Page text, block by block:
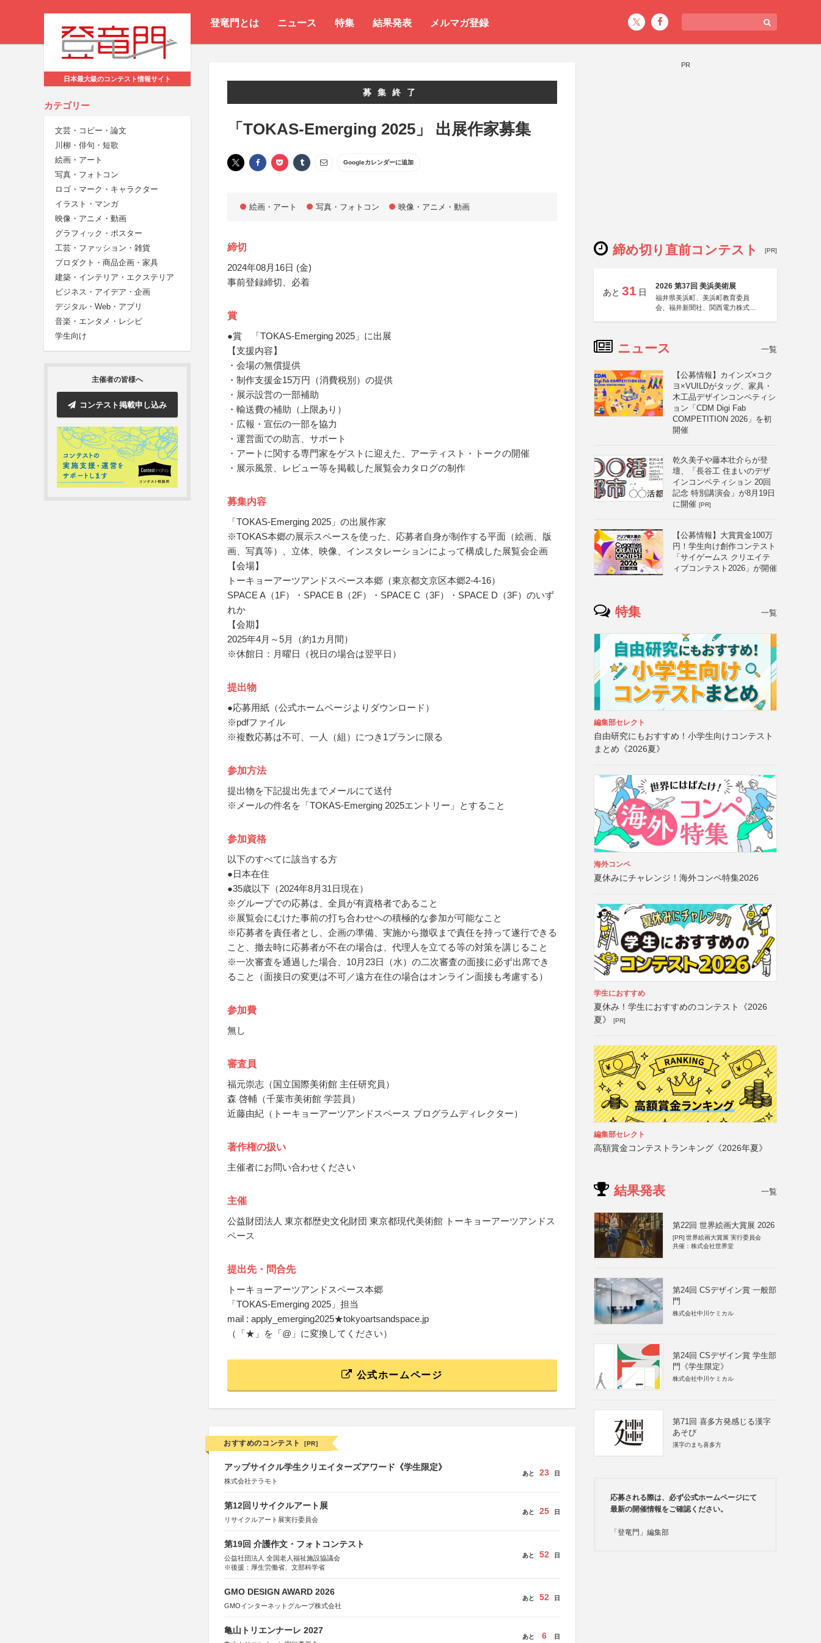
登竜門とは ニュース 特集 結果発表 メルマガ登録
日本最大級のコンテスト情報サイト
カテゴリー
文芸・コピー・論文
川柳・俳句・短歌
絵画・アート
写真・フォトコン
ロゴ・マーク・キャラクター
イラスト・マンガ
映像・アニメ・動画
グラフィック・ポスター
工芸・ファッション・雑貨
プロダクト・商品企画・家具
建築・インテリア・エクステリア
ビジネス・アイデア・企画
デジタル・Web・アプリ
音楽・エンタメ・レシピ
学生向け
主催者の皆様へ
コンテスト掲載申し込み
募集終了
「TOKAS-Emerging 2025」 出展作家募集
Googleカレンダーに追加
絵画・アート 写真・フォトコン 映像・アニメ・動画
締切
2024年08月16日 (金)
事前登録締切、必着
賞
●賞 「TOKAS-Emerging 2025」に出展
【支援内容】
・会場の無償提供
・制作支援金15万円（消費税別）の提供
・展示設営の一部補助
・輸送費の補助（上限あり）
・広報・宣伝の一部を協力
・運営面での助言、サポート
・アートに関する専門家をゲストに迎えた、アーティスト・トークの開催
・展示風景、レビュー等を掲載した展覧会カタログの制作
募集内容
「TOKAS-Emerging 2025」の出展作家
※TOKAS本郷の展示スペースを使った、応募者自身が制作する平面（絵画、版
画、写真等）、立体、映像、インスタレーションによって構成した展覧会企画
【会場】
トーキョーアーツアンドスペース本郷（東京都文京区本郷2-4-16）
SPACE A（1F）・SPACE B（2F）・SPACE C（3F）・SPACE D（3F）のいず
れか
【会期】
2025年4月～5月（約1カ月間）
※休館日：月曜日（祝日の場合は翌平日）
提出物
●応募用紙（公式ホームページよりダウンロード）
※pdfファイル
※複数応募は不可、一人（組）につき1プランに限る
参加方法
提出物を下記提出先までメールにて送付
※メールの件名を「TOKAS-Emerging 2025エントリー」とすること
参加資格
以下のすべてに該当する方
●日本在住
●35歳以下（2024年8月31日現在）
※グループでの応募は、全員が有資格者であること
※展覧会にむけた事前の打ち合わせへの積極的な参加が可能なこと
※応募者を責任者とし、企画の準備、実施から撤収まで責任を持って遂行できる
こと、撤去時に応募者が不在の場合は、代理人を立てる等の対策を講じること
※一次審査を通過した場合、10月23日（水）の二次審査の面接に必ず出席でき
ること（面接日の変更は不可／遠方在住の場合はオンライン面接も考慮する）
参加費
無し
審査員
福元崇志（国立国際美術館 主任研究員）
森 啓輔（千葉市美術館 学芸員）
近藤由紀（トーキョーアーツアンドスペース プログラムディレクター）
著作権の扱い
主催者にお問い合わせください
主催
公益財団法人 東京都歴史文化財団 東京都現代美術館 トーキョーアーツアンドス
ペース
提出先・問合先
トーキョーアーツアンドスペース本郷
「TOKAS-Emerging 2025」担当
mail : apply_emerging2025★tokyoartsandspace.jp
（「★」を「@」に変換してください）
公式ホームページ
おすすめのコンテスト [PR]
アップサイクル学生クリエイターズアワード《学生限定》
株式会社テラモト
あと 23 日
第12回リサイクルアート展
リサイクルアート展実行委員会
あと 25 日
第19回 介護作文・フォトコンテスト
公益社団法人 全国老人福祉施設協議会
※後援：厚生労働省、文部科学省
あと 52 日
GMO DESIGN AWARD 2026
GMOインターネットグループ株式会社
あと 52 日
亀山トリエンナーレ 2027
あと 6 日
PR
締め切り直前コンテスト [PR]
あと 31 日
2026 第37回 美浜美術展
福井県美浜町、美浜町教育委員
会、福井新聞社、関西電力株式会
ニュース 一覧
【公募情報】カインズ×コク
ヨ×VUILDがタッグ、家具・
木工品デザインコンペティシ
ョン「CDM Digi Fab
COMPETITION 2026」を初
開催
乾久美子や藤本壮介らが登
壇、「長谷工 住まいのデザ
インコンペティション 20回
記念 特別講演会」が8月19日
に開催 [PR]
【公募情報】大賞賞金100万
円！学生向け創作コンテスト
「サイゲームス クリエイテ
ィブコンテスト2026」が開催
特集 一覧
編集部セレクト
自由研究にもおすすめ！小学生向けコンテスト
まとめ《2026夏》
海外コンペ
夏休みにチャレンジ！海外コンペ特集2026
学生におすすめ
夏休み！学生におすすめのコンテスト《2026
夏》
[PR]
編集部セレクト
高額賞金コンテストランキング《2026年夏》
結果発表 一覧
第22回 世界絵画大賞展 2026
[PR] 世界絵画大賞展 実行委員会
共催：株式会社世界堂
第24回 CSデザイン賞 一般部
門
株式会社中川ケミカル
第24回 CSデザイン賞 学生部
門《学生限定》
株式会社中川ケミカル
第71回 喜多方発感じる漢字
あそび
漢字のまち喜多方
応募される際は、必ず公式ホームページにて
最新の開催情報をご確認ください。
「登竜門」編集部